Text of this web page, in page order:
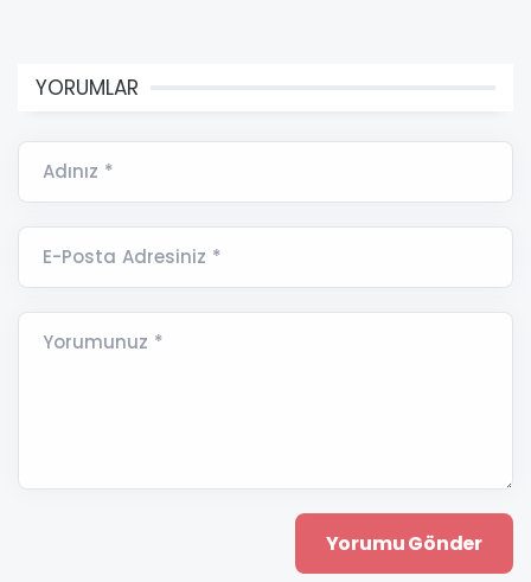
YORUMLAR
Adınız *
E-Posta Adresiniz *
Yorumunuz *